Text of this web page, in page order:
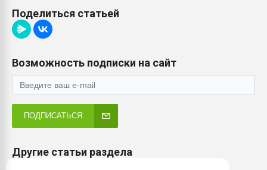
Поделиться статьей
Возможность подписки на сайт
ПОДПИСАТЬСЯ
Другие статьи раздела